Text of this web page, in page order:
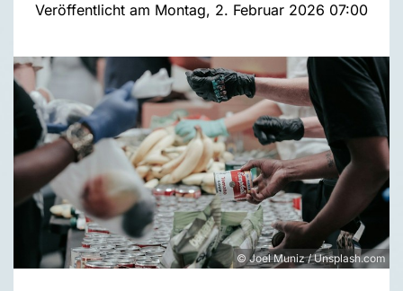
Veröffentlicht am Montag, 2. Februar 2026 07:00
© Joel Muniz / Unsplash.com